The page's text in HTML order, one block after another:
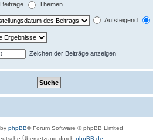
Beiträge Themen
Aufsteigend
Zeichen der Beiträge anzeigen
phpBB® Forum Software © phpBB Limited
Übersetzung durch phpBB.de